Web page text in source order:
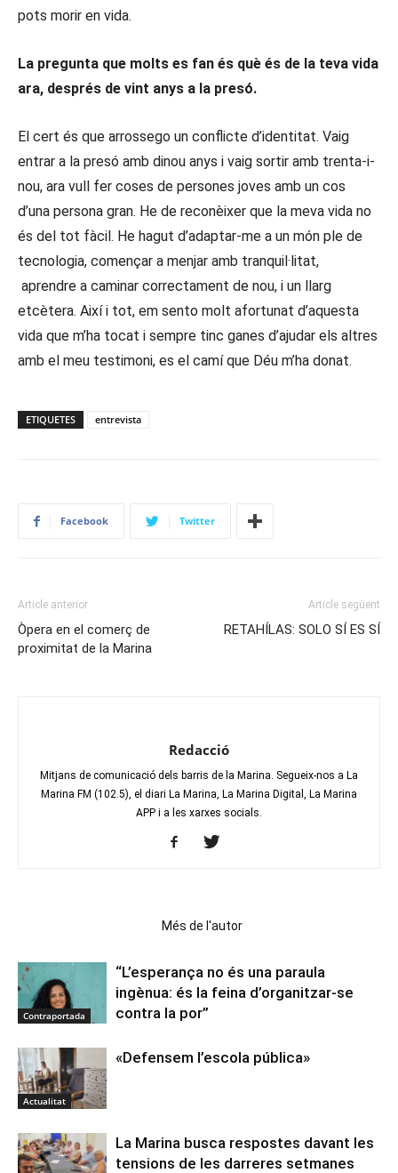
pots morir en vida.
La pregunta que molts es fan és què és de la teva vida
ara, després de vint anys a la presó.
El cert és que arrossego un conflicte d’identitat. Vaig
entrar a la presó amb dinou anys i vaig sortir amb trenta-i-
nou, ara vull fer coses de persones joves amb un cos
d’una persona gran. He de reconèixer que la meva vida no
és del tot fàcil. He hagut d’adaptar-me a un món ple de
tecnologia, començar a menjar amb tranquil·litat,
aprendre a caminar correctament de nou, i un llarg
etcètera. Així i tot, em sento molt afortunat d’aquesta
vida que m’ha tocat i sempre tinc ganes d’ajudar els altres
amb el meu testimoni, es el camí que Déu m’ha donat.
ETIQUETES entrevista
Facebook Twitter
Article anterior
Òpera en el comerç de
proximitat de la Marina
Article següent
RETAHÍLAS: SOLO SÍ ES SÍ
Redacció
Mitjans de comunicació dels barris de la Marina. Segueix-nos a La
Marina FM (102.5), el diari La Marina, La Marina Digital, La Marina
APP i a les xarxes socials.
Més de l'autor
Contraportada
“L’esperança no és una paraula
ingènua: és la feina d’organitzar-se
contra la por”
Actualitat
«Defensem l’escola pública»
La Marina busca respostes davant les
tensions de les darreres setmanes